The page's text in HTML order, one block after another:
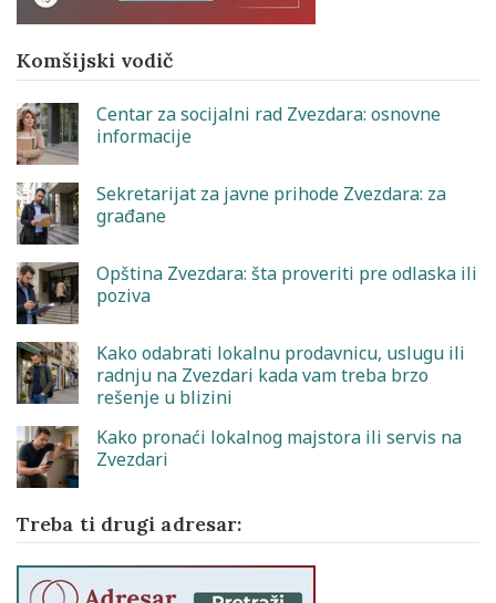
Komšijski vodič
Centar za socijalni rad Zvezdara: osnovne
informacije
Sekretarijat za javne prihode Zvezdara: za
građane
Opština Zvezdara: šta proveriti pre odlaska ili
poziva
Kako odabrati lokalnu prodavnicu, uslugu ili
radnju na Zvezdari kada vam treba brzo
rešenje u blizini
Kako pronaći lokalnog majstora ili servis na
Zvezdari
Treba ti drugi adresar: